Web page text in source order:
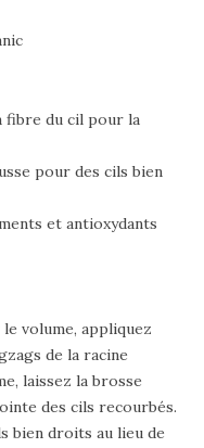
fibre du cil pour la
pour des cils bien
et antioxydants
volume, appliquez
de la racine
laissez la brosse
des cils recourbés.
bien droits au lieu de